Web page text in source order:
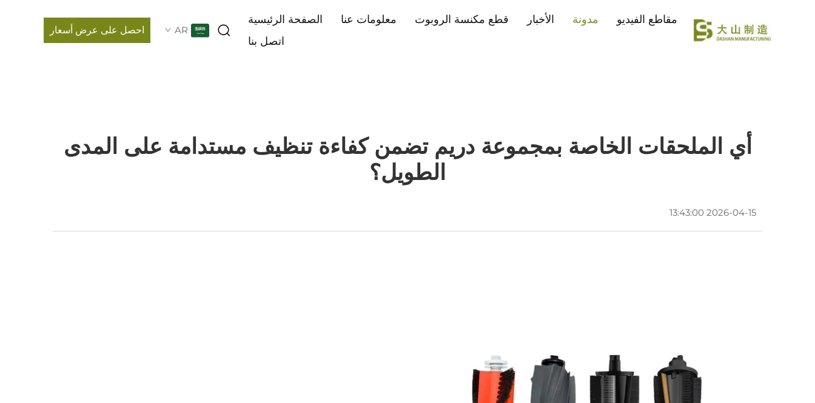
الصفحة الرئيسية معلومات عنا قطع مكنسة الروبوت الأخبار مدونة
مقاطع الفيديو
اتصل بنا
AR احصل على عرض أسعار
أي الملحقات الخاصة بمجموعة دريم تضمن كفاءة تنظيف مستدامة على المدى
الطويل؟
2026-04-15 13:43:00